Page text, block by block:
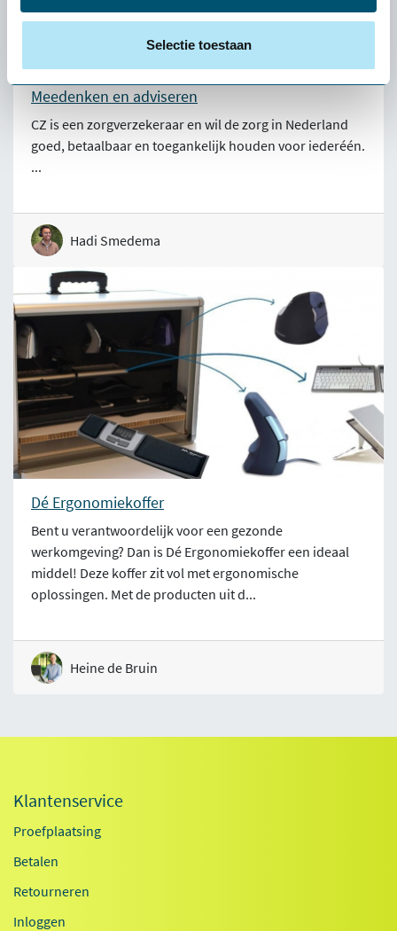
Selectie toestaan
Meedenken en adviseren
CZ is een zorgverzekeraar en wil de zorg in Nederland
goed, betaalbaar en toegankelijk houden voor iederéén.
...
Hadi Smedema
Dé Ergonomiekoffer
Bent u verantwoordelijk voor een gezonde
werkomgeving? Dan is Dé Ergonomiekoffer een ideaal
middel! Deze koffer zit vol met ergonomische
oplossingen. Met de producten uit d...
Heine de Bruin
Klantenservice
Proefplaatsing
Betalen
Retourneren
Inloggen